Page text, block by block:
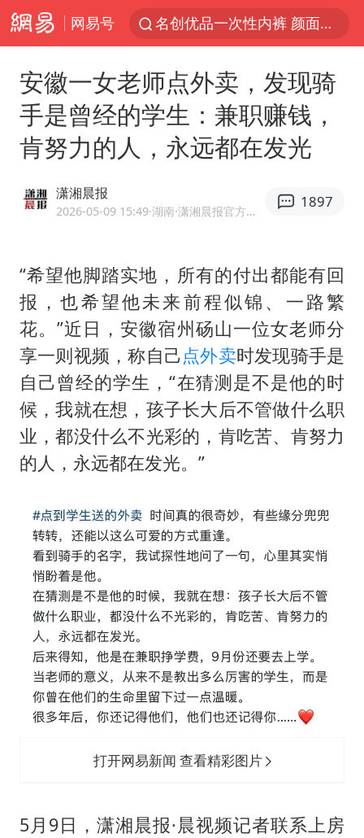
网易号
名创优品一次性内裤 颜面尽失
香港宏福苑火灾或由烟头引起
四川宜宾3.4级地震
多所高校取消艺考
上半年国内居民出游人次34.63亿
店主称换“青海拉面”招牌后生意更好
泰国初中生饮弹自尽前开了26枪
万岁山接盘烂尾恒大文旅城
薛之谦杭州站演唱会取消
习近平心系体育强国建设
安徽一女老师点外卖，发现骑
手是曾经的学生：兼职赚钱，
肯努力的人，永远都在发光
潇湘晨报
2026-05-09 15:49·湖南 ·潇湘晨报官方网易号
1897
“希望他脚踏实地，所有的付出都能有回
报，也希望他未来前程似锦、一路繁
花。”近日，安徽宿州砀山一位女老师分
享一则视频，称自己点外卖时发现骑手是
自己曾经的学生，“在猜测是不是他的时
候，我就在想，孩子长大后不管做什么职
业，都没什么不光彩的，肯吃苦、肯努力
的人，永远都在发光。”
打开网易新闻 查看精彩图片
5月9日，潇湘晨报·晨视频记者联系上房